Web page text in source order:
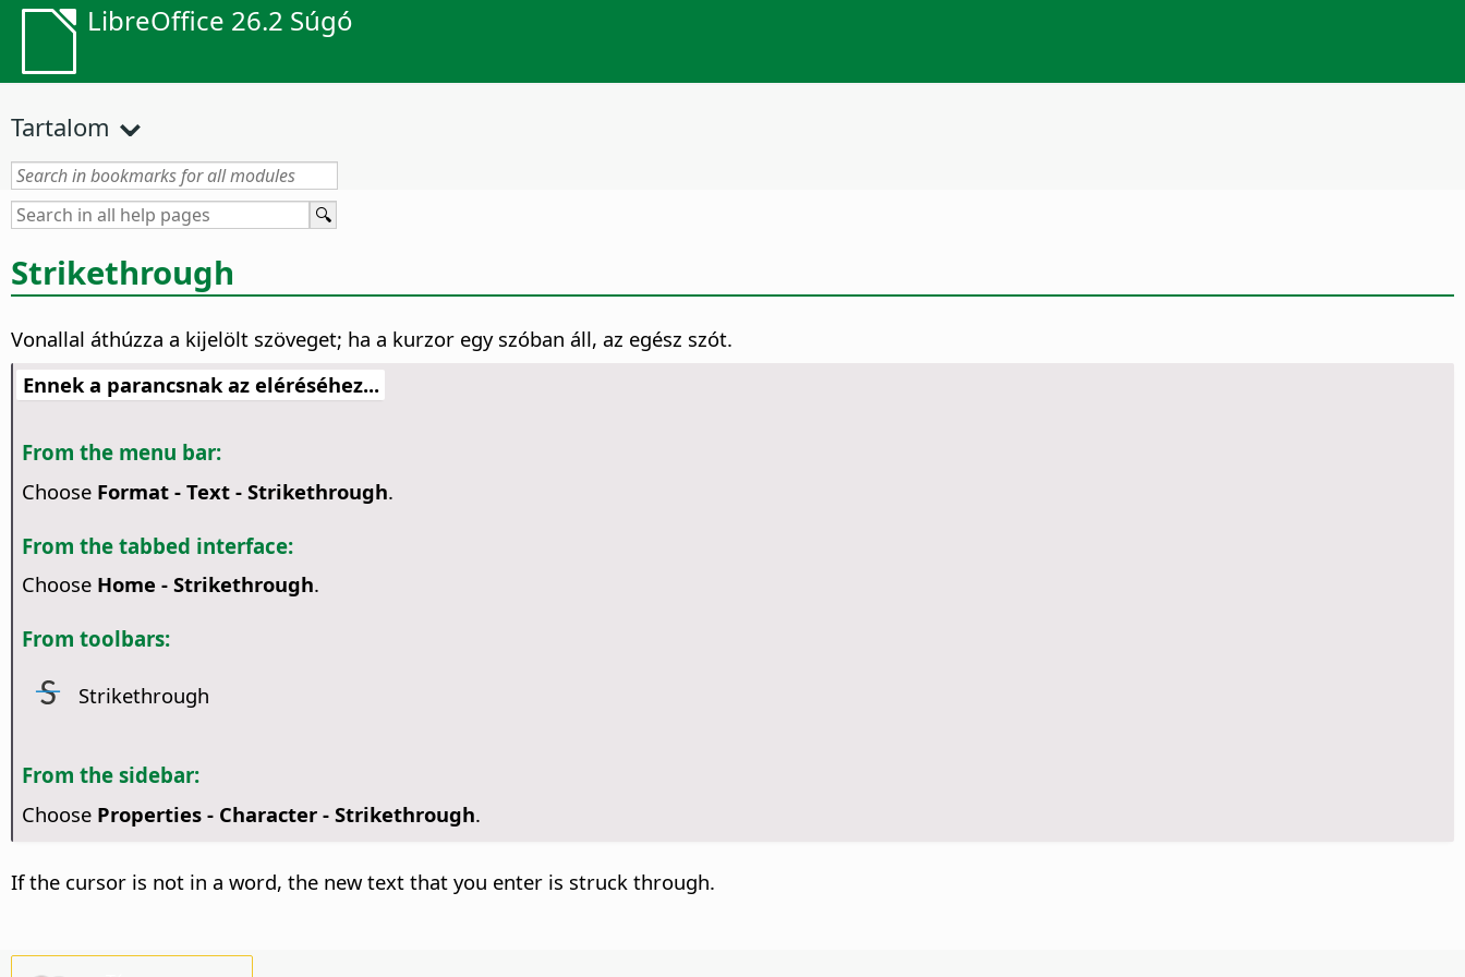
LibreOffice 26.2 Súgó
Tartalom
Strikethrough
Vonallal áthúzza a kijelölt szöveget; ha a kurzor egy szóban áll, az egész szót.
Ennek a parancsnak az eléréséhez...
From the menu bar:
Choose Format - Text - Strikethrough.
From the tabbed interface:
Choose Home - Strikethrough.
From toolbars:
Strikethrough
From the sidebar:
Choose Properties - Character - Strikethrough.
If the cursor is not in a word, the new text that you enter is struck through.